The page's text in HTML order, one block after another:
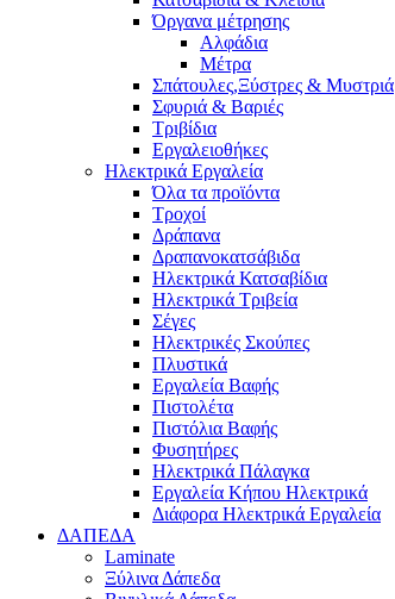
Όργανα μέτρησης
Αλφάδια
Μέτρα
Σπάτουλες,Ξύστρες & Μυστριά
Σφυριά & Βαριές
Τριβίδια
Εργαλειοθήκες
Ηλεκτρικά Εργαλεία
Όλα τα προϊόντα
Τροχοί
Δράπανα
Δραπανοκατσάβιδα
Ηλεκτρικά Κατσαβίδια
Ηλεκτρικά Τριβεία
Σέγες
Ηλεκτρικές Σκούπες
Πλυστικά
Εργαλεία Βαφής
Πιστολέτα
Πιστόλια Βαφής
Φυσητήρες
Ηλεκτρικά Πάλαγκα
Εργαλεία Κήπου Ηλεκτρικά
Διάφορα Ηλεκτρικά Εργαλεία
ΔΑΠΕΔΑ
Laminate
Ξύλινα Δάπεδα